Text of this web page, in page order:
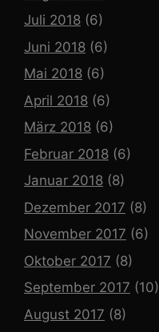
Juli 2018 (6)
Juni 2018 (6)
Mai 2018 (6)
April 2018 (6)
März 2018 (6)
Februar 2018 (6)
Januar 2018 (8)
Dezember 2017 (8)
November 2017 (6)
Oktober 2017 (8)
September 2017 (10)
August 2017 (8)